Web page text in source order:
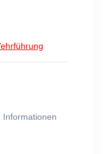
Informationen